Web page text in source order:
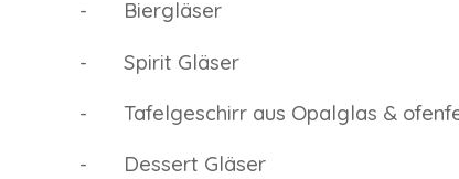
-
Biergläser
-
Spirit Gläser
-
Tafelgeschirr aus Opalglas &
-
Dessert Gläser